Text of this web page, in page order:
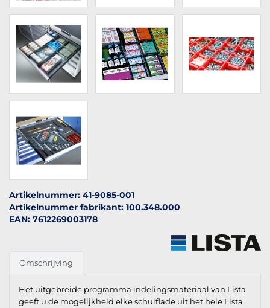
Artikelnummer: 41-9085-001
Artikelnummer fabrikant: 100.348.000
EAN: 7612269003178
Omschrijving
Het uitgebreide programma indelingsmateriaal van Lista
geeft u de mogelijkheid elke schuiflade uit het hele Lista